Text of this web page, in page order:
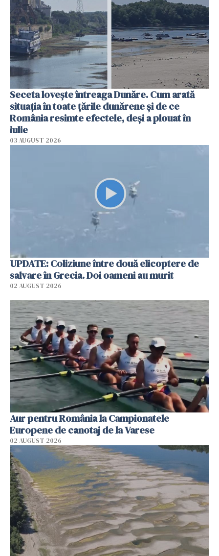
Seceta lovește întreaga Dunăre. Cum arată
situația în toate țările dunărene și de ce
România resimte efectele, deși a plouat în
iulie
03 AUGUST 2026
UPDATE: Coliziune între două elicoptere de
salvare în Grecia. Doi oameni au murit
02 AUGUST 2026
Aur pentru România la Campionatele
Europene de canotaj de la Varese
02 AUGUST 2026